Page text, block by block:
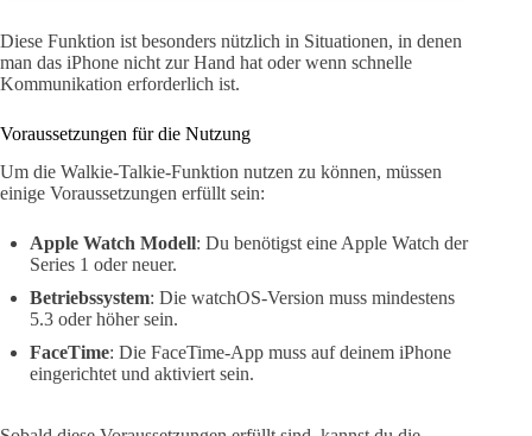
Diese Funktion ist besonders nützlich in Situationen, in denen
man das iPhone nicht zur Hand hat oder wenn schnelle
Kommunikation erforderlich ist.
Voraussetzungen für die Nutzung
Um die Walkie-Talkie-Funktion nutzen zu können, müssen
einige Voraussetzungen erfüllt sein:
Apple Watch Modell: Du benötigst eine Apple Watch der
Series 1 oder neuer.
Betriebssystem: Die watchOS-Version muss mindestens
5.3 oder höher sein.
FaceTime: Die FaceTime-App muss auf deinem iPhone
eingerichtet und aktiviert sein.